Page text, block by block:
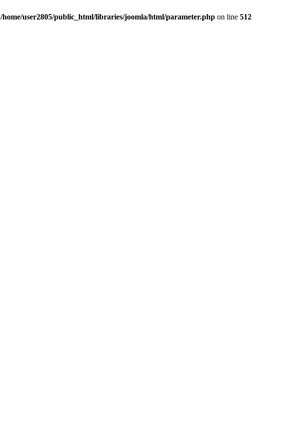
/home/user2805/public_html/libraries/joomla/html/parameter.php on line 512